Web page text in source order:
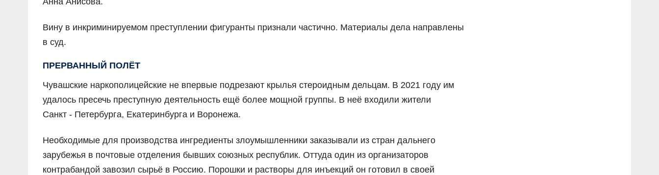
Вину в инкриминируемом преступлении фигуранты признали частично. Материалы дела направлены
в суд.
ПРЕРВАННЫЙ ПОЛЁТ
Чувашские наркополицейские не впервые подрезают крылья стероидным дельцам. В 2021 году им
удалось пресечь преступную деятельность ещё более мощной группы. В неё входили жители
Санкт - Петербурга, Екатеринбурга и Воронежа.
Необходимые для производства ингредиенты злоумышленники заказывали из стран дальнего
зарубежья в почтовые отделения бывших союзных республик. Оттуда один из организаторов
контрабандой завозил сырьё в Россию. Порошки и растворы для инъекций он готовил в своей